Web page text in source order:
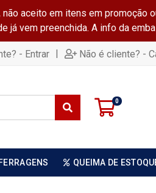
aceito em itens em promoção
já vem preenchida. A info da
- Entrar | Não é cliente? -
0
FERRAGENS QUEIMA DE